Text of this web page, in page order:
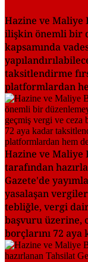
Hazine ve Maliye
ilişkin önemli bir
kapsamında
taksitlendirme
platformlardan
Hazine ve Maliye
tarafından
Gazete'de
yasalaşan
tebliğle, vergi
başvuru üzerine,
borçlarını 72